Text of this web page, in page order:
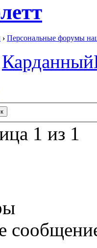
› Персональные форумы
1 из 1